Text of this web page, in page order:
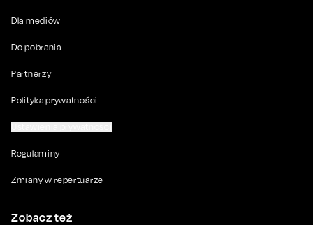
Dla mediów
Do pobrania
Partnerzy
Polityka prywatności
Regulaminy
Zmiany w repertuarze
Zobacz też